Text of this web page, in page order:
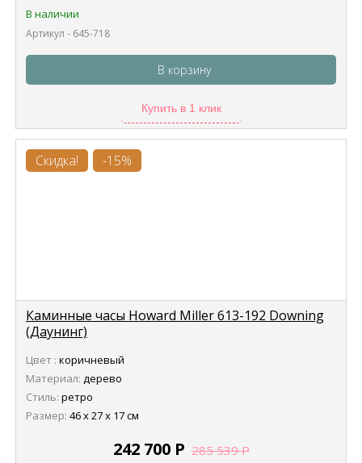
В наличии
Артикул - 645-718
В корзину
Купить в 1 клик
Скидка! -15%
Каминные часы Howard Miller 613-192 Downing
(Даунинг)
Цвет : коричневый
Материал: дерево
Стиль: ретро
Размер: 46 х 27 х 17 см
242 700 Р 285 539Р